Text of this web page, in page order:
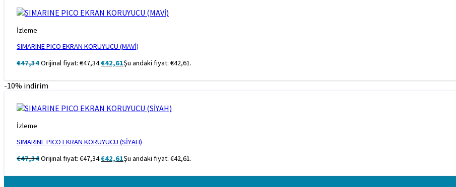
İzleme
SIMARINE PICO EKRAN KORUYUCU (MAVİ)
€47,34Orijinal fiyat: €47,34.€42,61Şu andaki fiyat: €42,61.
-10% indirim
İzleme
SIMARINE PICO EKRAN KORUYUCU (SİYAH)
€47,34Orijinal fiyat: €47,34.€42,61Şu andaki fiyat: €42,61.